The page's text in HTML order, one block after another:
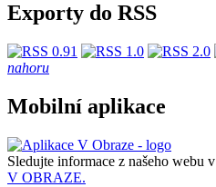
Exporty do RSS
nahoru
Mobilní aplikace
Sledujte informace z našeho webu v
V OBRAZE.